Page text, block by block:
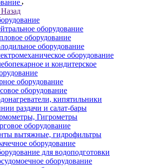
Назад
оборудование
оборудование
оборудование
оборудование
и кондитерское
оборудование
оборудование
кипятильники
раздачи и салат-бары
Гигрометры
оборудование
вытяжные, гидрофильтры
оборудование
для водоподготовки
оборудование